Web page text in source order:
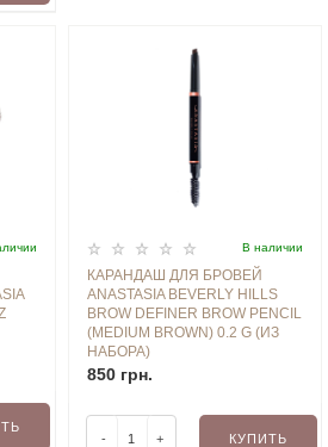
В наличии
КАРАНДАШ ДЛЯ БРОВЕЙ
ANASTASIA BEVERLY HILLS
BROW DEFINER BROW PENCIL
(MEDIUM BROWN) 0.2 G (ИЗ
НАБОРА)
850 грн.
- + КУПИТЬ